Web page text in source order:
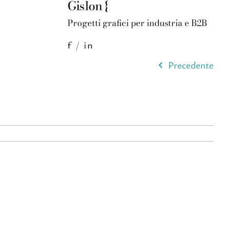
Gislon {
Progetti grafici per industria e B2B
f / in
Precedente